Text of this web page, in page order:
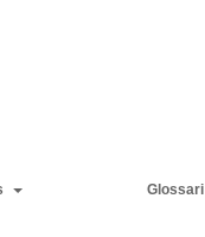
Glossari